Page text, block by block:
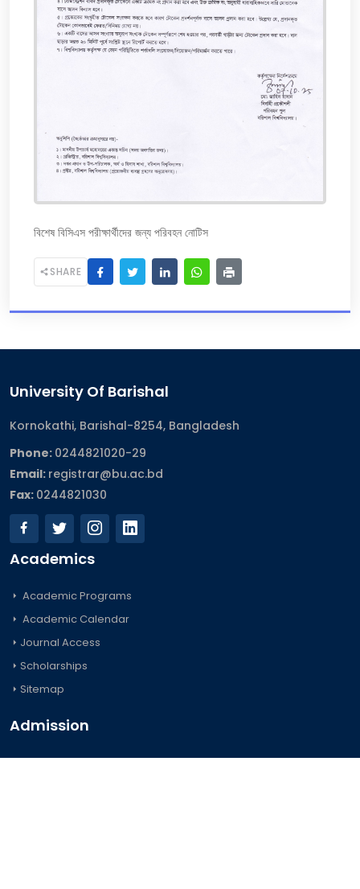
বিশেষ বিসিএস পরীক্ষার্থীদের জন্য পরিবহন নোটিস
SHARE
University Of Barishal
Kornokathi, Barishal-8254, Bangladesh
Phone: 0244821020‬-29
Email: registrar@bu.ac.bd
Fax: 0244821030
Academics
Academic Programs
Academic Calendar
Journal Access
Scholarships
Sitemap
Admission
Undergraduate